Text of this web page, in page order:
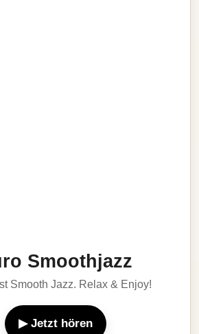
Smoothjazz
Smooth Jazz. Relax & Enjoy!
▶ Jetzt hören